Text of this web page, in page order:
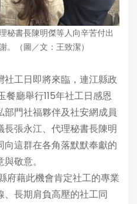
秘書長陳明傑等人向辛苦付出
。（圖／文：王致潔）
工日即將來臨，連江縣政
廳舉行115年社工日感恩
門社福夥伴及社安網成員
張永江、代理秘書長陳明
這群在各角落默默奉獻的
敬意。
藉此機會肯定社工的專業
長期肩負高壓的社工同